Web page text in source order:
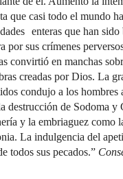
que casi todo el mundo
enteras que han sido
por sus crímenes
convirtió en manchas
creadas por Dios. La
condujo a los hombres
destrucción de Sodoma y
y la embriaguez como
La indulgencia del
todos sus pecados.”